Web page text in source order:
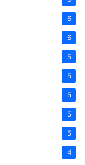
6
6
5
5
5
5
5
4